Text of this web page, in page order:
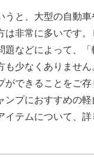
うと、大型の自動
は非常に多いです
題などによって、
も少なくありませ
ができることをご存
ンプにおすすめの
イテムについて、詳